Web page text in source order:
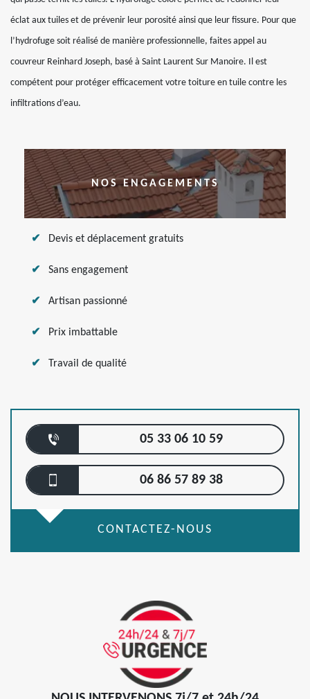
éclat aux tuiles et de prévenir leur porosité ainsi que leur fissure. Pour que
l’hydrofuge soit réalisé de manière professionnelle, faites appel au
couvreur Reinhard Joseph, basé à Saint Laurent Sur Manoire. Il est
compétent pour protéger efficacement votre toiture en tuile contre les
infiltrations d’eau.
NOS ENGAGEMENTS
Devis et déplacement gratuits
Sans engagement
Artisan passionné
Prix imbattable
Travail de qualité
05 33 06 10 59
06 86 57 89 38
CONTACTEZ-NOUS